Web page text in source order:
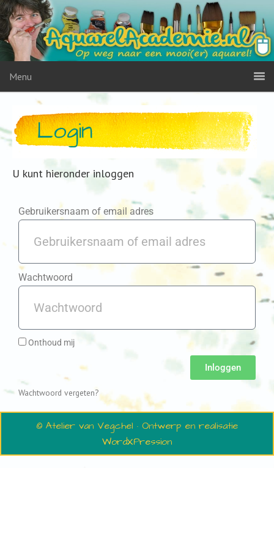
Menu
Login
U kunt hieronder inloggen
Gebruikersnaam of email adres
Wachtwoord
Onthoud mij
Inloggen
Wachtwoord vergeten?
© Atelier van Vegchel · Ontwerp en realisatie
WordXPression